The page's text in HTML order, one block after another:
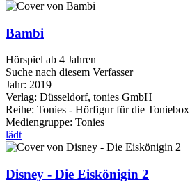
Bambi
Hörspiel ab 4 Jahren
Suche nach diesem Verfasser
Jahr: 2019
Verlag: Düsseldorf, tonies GmbH
Reihe: Tonies - Hörfigur für die Toniebox
Mediengruppe: Tonies
lädt
Disney - Die Eiskönigin 2